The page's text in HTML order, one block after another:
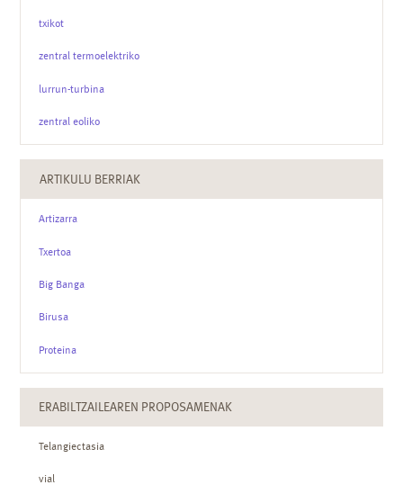
txikot
zentral termoelektriko
lurrun-turbina
zentral eoliko
ARTIKULU BERRIAK
Artizarra
Txertoa
Big Banga
Birusa
Proteina
ERABILTZAILEAREN PROPOSAMENAK
Telangiectasia
vial